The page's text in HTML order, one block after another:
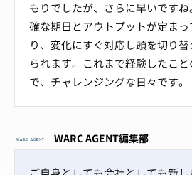
もりでしたが、さらに早いです
確な期日とアウトプットが定ま
り、変化にすぐ対応し頭を切り
られます。これまで経験したこ
で、チャレンジングな日々です。
WARC AGENT編集部